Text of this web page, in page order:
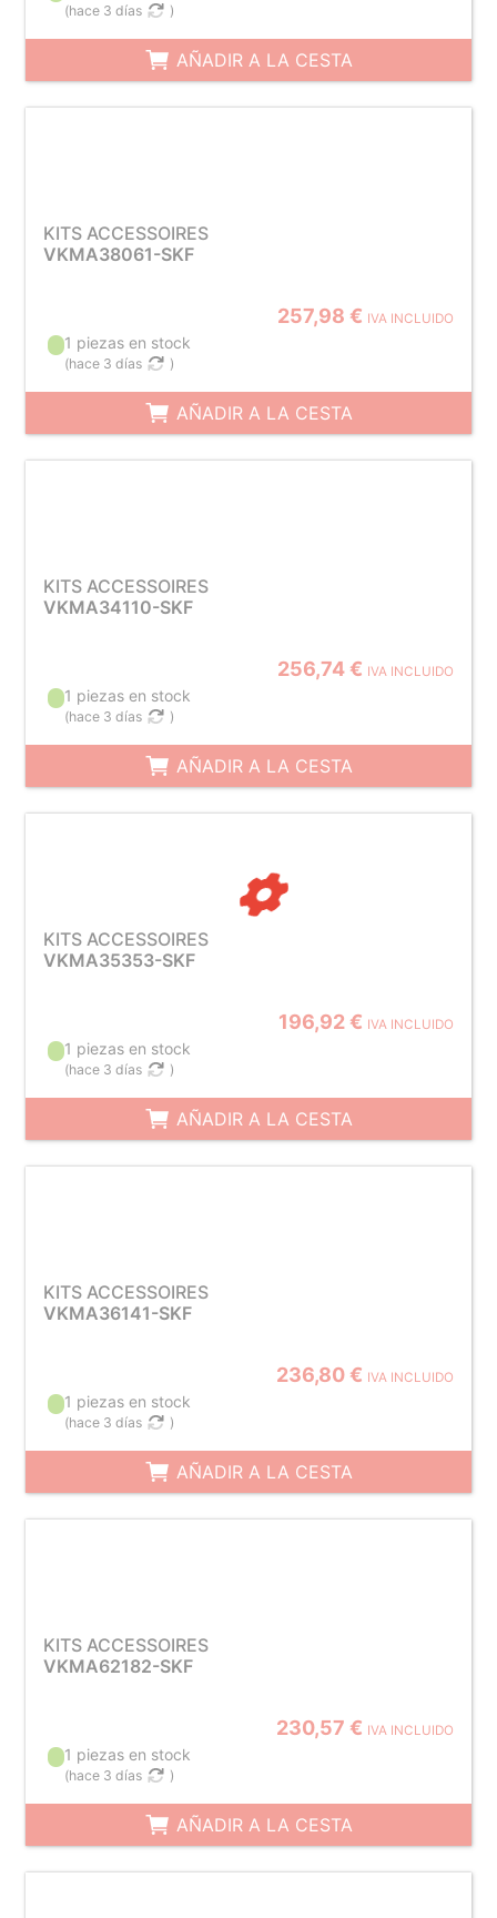
(hace 3 días )
AÑADIR A LA CESTA
KITS ACCESSOIRES
VKMA38061-SKF
257,98 € IVA INCLUIDO
1 piezas en stock
(hace 3 días )
AÑADIR A LA CESTA
KITS ACCESSOIRES
VKMA34110-SKF
256,74 € IVA INCLUIDO
1 piezas en stock
(hace 3 días )
AÑADIR A LA CESTA
KITS ACCESSOIRES
VKMA35353-SKF
196,92 € IVA INCLUIDO
1 piezas en stock
(hace 3 días )
AÑADIR A LA CESTA
KITS ACCESSOIRES
VKMA36141-SKF
236,80 € IVA INCLUIDO
1 piezas en stock
(hace 3 días )
AÑADIR A LA CESTA
KITS ACCESSOIRES
VKMA62182-SKF
230,57 € IVA INCLUIDO
1 piezas en stock
(hace 3 días )
AÑADIR A LA CESTA